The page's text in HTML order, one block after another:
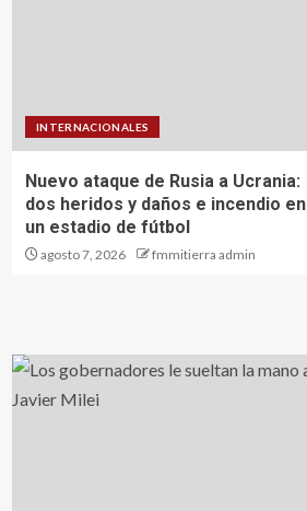
INTERNACIONALES
Nuevo ataque de Rusia a Ucrania:
dos heridos y daños e incendio en
un estadio de fútbol
agosto 7, 2026 fmmitierra admin